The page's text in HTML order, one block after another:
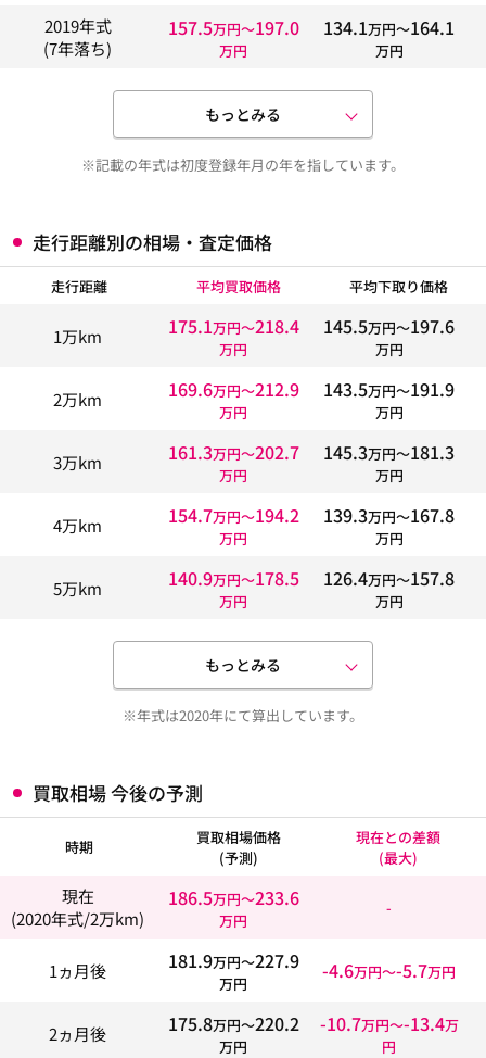
2019年式
(7年落ち)
157.5万円〜197.0
万円
134.1万円〜164.1
万円
もっとみる
※記載の年式は初度登録年月の年を指しています。
走行距離別の相場・査定価格
走行距離 平均買取価格 平均下取り価格
1万km 175.1万円〜218.4
万円
145.5万円〜197.6
万円
2万km 169.6万円〜212.9
万円
143.5万円〜191.9
万円
3万km 161.3万円〜202.7
万円
145.3万円〜181.3
万円
4万km 154.7万円〜194.2
万円
139.3万円〜167.8
万円
5万km 140.9万円〜178.5
万円
126.4万円〜157.8
万円
もっとみる
※年式は2020年にて算出しています。
買取相場 今後の予測
時期
買取相場価格
(予測)
現在との差額
(最大)
現在
(2020年式/2万km)
186.5万円〜233.6
万円
-
1ヵ月後 181.9万円〜227.9
万円 -4.6万円〜-5.7万円
2ヵ月後 175.8万円〜220.2
万円
-10.7万円〜-13.4万
円